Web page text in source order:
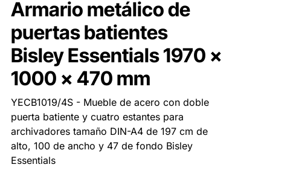
Armario metálico de
puertas batientes
Bisley Essentials 1970 x
1000 x 470 mm
YECB1019/4S - Mueble de acero con doble
puerta batiente y cuatro estantes para
archivadores tamaño DIN-A4 de 197 cm de
alto, 100 de ancho y 47 de fondo Bisley
Essentials